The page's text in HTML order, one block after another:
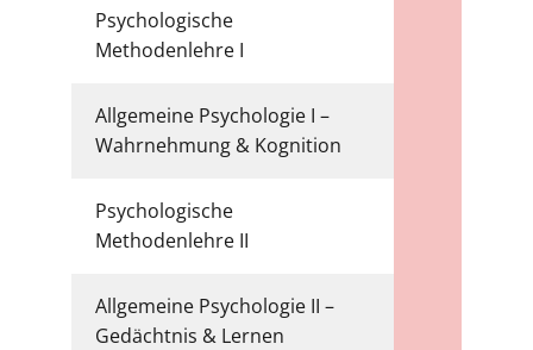
Psychologische
Methodenlehre I
Allgemeine Psychologie I –
Wahrnehmung & Kognition
Psychologische
Methodenlehre II
Allgemeine Psychologie II –
Gedächtnis & Lernen